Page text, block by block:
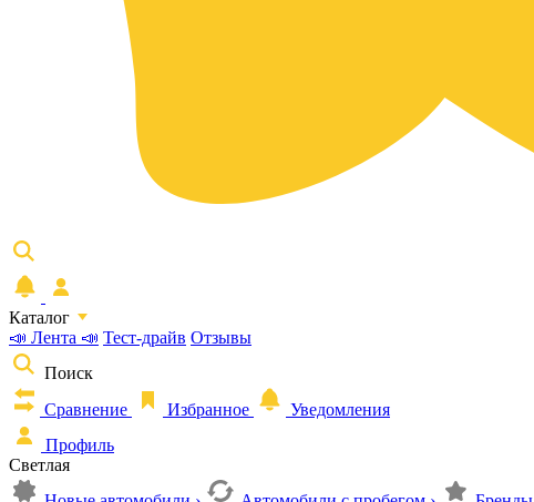
Каталог
📣 Лента 📣 Тест-драйв Отзывы
Поиск
Сравнение
Избранное
Уведомления
Профиль
Светлая